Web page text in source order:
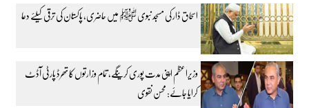
اسحاق ڈار کی مسجد نبوی ﷺ میں حاضری، پاکستان کی ترقی کیلئے دعا
وزیراعظم اپنی مدت پوری کرینگے، تمام وزارتوں کا تھرڈ پارٹی آڈٹ
کرایا جائے: محسن نقوی